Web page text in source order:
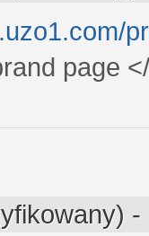
page
-